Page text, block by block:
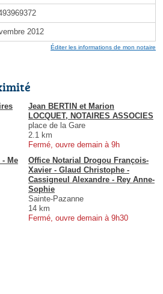
2012
Éditer les informations de mon notaire
Jean BERTIN et Marion
LOCQUET, NOTAIRES ASSOCIES
place de la Gare
2.1 km
Fermé, ouvre demain à 9h
- Me
Office Notarial Drogou François-
Xavier - Glaud Christophe -
Cassigneul Alexandre - Rey Anne-
Sophie
Sainte-Pazanne
14 km
Fermé, ouvre demain à 9h30